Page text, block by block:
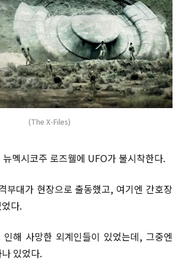
(The X-Files)
멕시코주 로즈웰에 UFO가 불시착한다.
부대가 현장으로 출동했고, 여기엔 간호장
다.
인해 사망한 외계인들이 있었는데, 그중엔
있었다.